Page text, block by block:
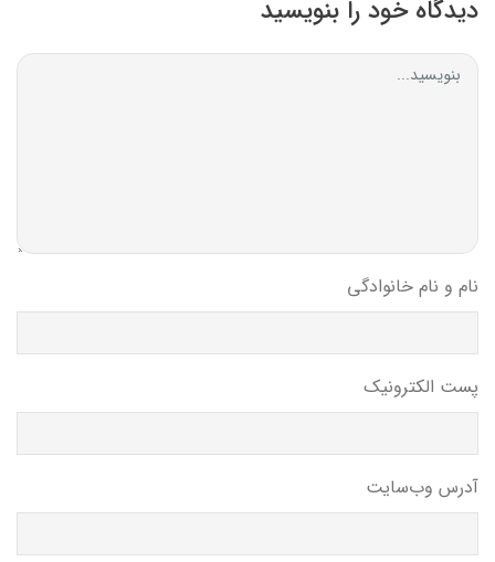
دیدگاه خود را بنویسید
نام و نام خانوادگی
پست الکترونیک
آدرس وب‌سایت